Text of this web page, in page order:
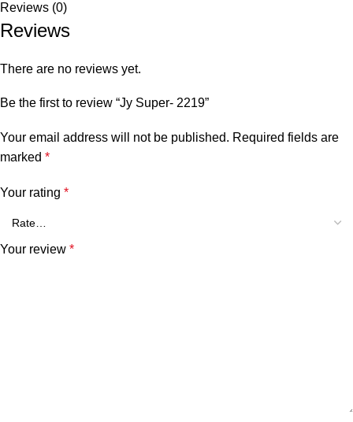
Reviews (0)
Reviews
There are no reviews yet.
Be the first to review “Jy Super- 2219”
Your email address will not be published. Required fields are
marked *
Your rating *
Your review *